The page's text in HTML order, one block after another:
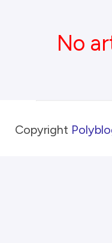
No
Copyright